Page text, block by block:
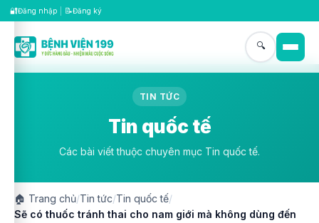
🔐Đăng nhập 📝Đăng ký
🔍
TIN TỨC
Tin quốc tế
Các bài viết thuộc chuyên mục Tin quốc tế.
🏠 Trang chủ/Tin tức/Tin quốc tế/
Sẽ có thuốc tránh thai cho nam giới mà không dùng đến